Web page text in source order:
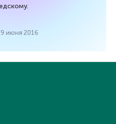
9 июня 2016